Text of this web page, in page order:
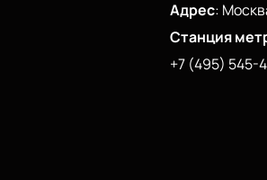
Адрес:
Станция
+7 (495) 545-